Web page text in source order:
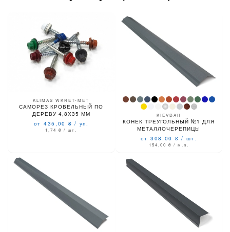
KLIMAS WKRET-MET
САМОРЕЗ КРОВЕЛЬНЫЙ ПО
ДЕРЕВУ 4,8Х35 ММ
от 435,00 ₴ / уп.
1,74₴ / шт.
KIEVDAH
КОНЕК ТРЕУГОЛЬНЫЙ №1 ДЛЯ
МЕТАЛЛОЧЕРЕПИЦЫ
от 308,00 ₴ / шт.
154,00 ₴ / м.п.